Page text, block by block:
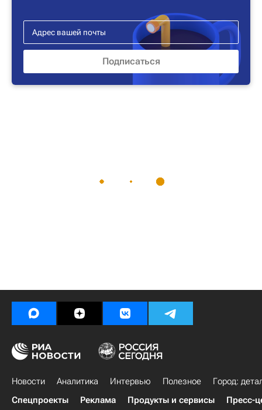
Новости Аналитика Интервью Полезное
Город:
Спецпроекты
Реклама Продукты и сервисы Пресс-